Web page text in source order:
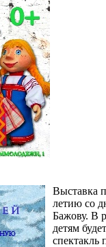
Выставка
летию со
Бажову. В
детям
спектакль